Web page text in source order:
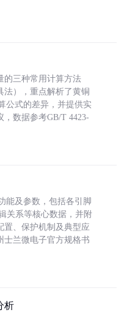
的三种常用计算方法
法），重点解析了黄铜
公式的差异，并提供实
数据参考GB/T 4423-
能及参数，包括各引脚
关系等核心数据，并附
置、保护机制及典型应
士兰微电子官方规格书
析